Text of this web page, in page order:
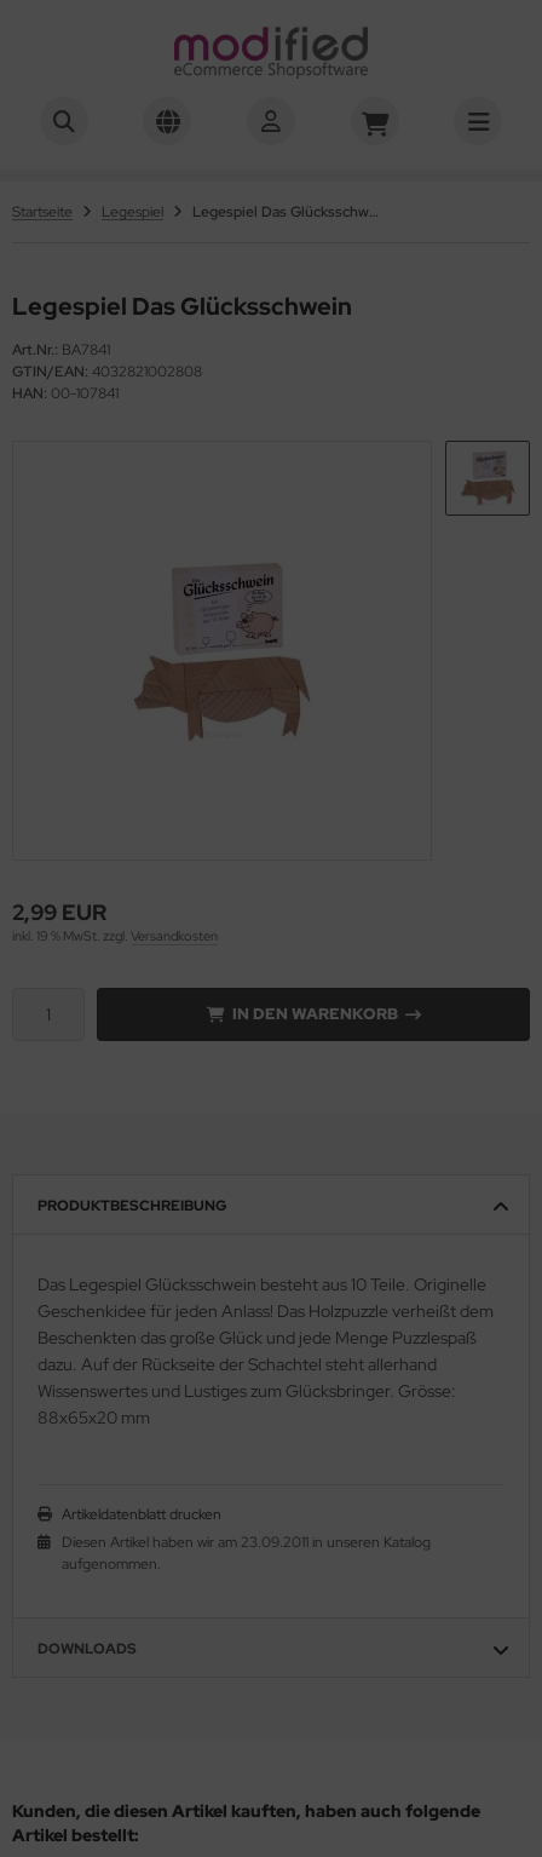
Startseite Legespiel Legespiel Das Glücksschwein
Legespiel Das Glücksschwein
Art.Nr.: BA7841
GTIN/EAN: 4032821002808
HAN: 00-107841
2,99 EUR
inkl. 19 % MwSt. zzgl. Versandkosten
IN DEN WARENKORB
PRODUKTBESCHREIBUNG
Das Legespiel Glücksschwein besteht aus 10 Teile. Originelle
Geschenkidee für jeden Anlass! Das Holzpuzzle verheißt dem
Beschenkten das große Glück und jede Menge Puzzlespaß
dazu. Auf der Rückseite der Schachtel steht allerhand
Wissenswertes und Lustiges zum Glücksbringer. Grösse:
88x65x20 mm
Artikeldatenblatt drucken
Diesen Artikel haben wir am 23.09.2011 in unseren Katalog
aufgenommen.
DOWNLOADS
Kunden, die diesen Artikel kauften, haben auch folgende
Artikel bestellt:
06
07